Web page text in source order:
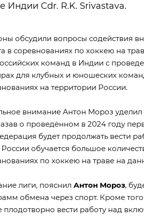
Индии Cdr. R.K. Srivastava.
обсудили вопросы содействия
в соревнованиях по хоккею на
команд в Индии с
для клубных и юношеских
на территории России.
внимание Антон Мороз уделил
о проведённом в 2024 году
будет продолжать вести
России обучается большое
по хоккею на траве на
лиги, пояснил Антон Мороз,
обмена через спорт. Кроме
плодотворно вести работу над